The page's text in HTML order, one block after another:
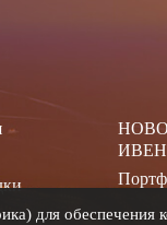
для обеспечения